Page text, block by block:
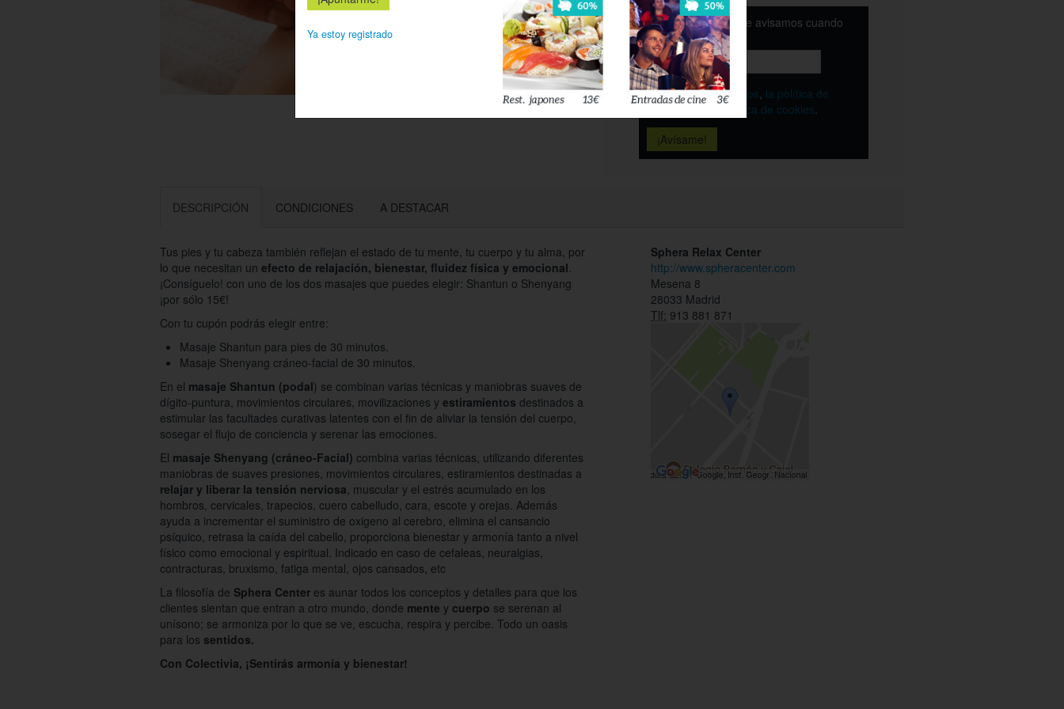
Déjanos tu email y te avisamos cuando
esté disponible
Acepto lostérminos, la política de
la política de cookies.
DESCRIPCIÓN CONDICIONES A DESTACAR
Tus pies y tu cabeza también reflejan el estado de tu mente, tu cuerpo y tu alma, por
lo que necesitan un efecto de relajación, bienestar, fluidez física y emocional.
¡Consíguelo! con uno de los dos masajes que puedes elegir: Shantun o Shenyang
¡por sólo 15€!
Con tu cupón podrás elegir entre:
Masaje Shantun para pies de 30 minutos.
Masaje Shenyang cráneo-facial de 30 minutos.
En el masaje Shantun (podal) se combinan varias técnicas y maniobras suaves de
dígito-puntura, movimientos circulares, movilizaciones y estiramientos destinados a
estimular las facultades curativas latentes con el fin de aliviar la tensión del cuerpo,
sosegar el flujo de conciencia y serenar las emociones.
El masaje Shenyang (cráneo-Facial) combina varias técnicas, utilizando diferentes
maniobras de suaves presiones, movimientos circulares, estiramientos destinadas a
relajar y liberar la tensión nerviosa, muscular y el estrés acumulado en los
hombros, cervicales, trapecios, cuero cabelludo, cara, escote y orejas. Además
ayuda a incrementar el suministro de oxigeno al cerebro, elimina el cansancio
psíquico, retrasa la caída del cabello, proporciona bienestar y armonía tanto a nivel
físico como emocional y espiritual. Indicado en caso de cefaleas, neuralgias,
contracturas, bruxismo, fatiga mental, ojos cansados, etc
La filosofía de Sphera Center es aunar todos los conceptos y detalles para que los
clientes sientan que entran a otro mundo, donde mente y cuerpo se serenan al
unísono; se armoniza por lo que se ve, escucha, respira y percibe. Todo un oasis
para los sentidos.
Con Colectivia, ¡Sentirás armonía y bienestar!
Sphera Relax Center
http://www.spheracenter.com
Mesena 8
28033 Madrid
Tlf: 913 881 871
Ya estoy registrado